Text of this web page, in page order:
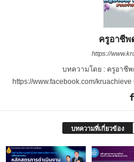
ครูอาชี
https://
บทความโดย : ครูอาชี
https://www.facebook.com/
บทความที่เกี่ยวข้อง